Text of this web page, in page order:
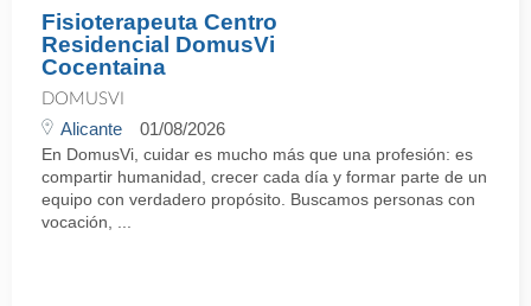
Fisioterapeuta Centro
Residencial DomusVi
Cocentaina
DOMUSVI
Alicante 01/08/2026
En DomusVi, cuidar es mucho más que una profesión: es
compartir humanidad, crecer cada día y formar parte de un
equipo con verdadero propósito. Buscamos personas con
vocación, ...